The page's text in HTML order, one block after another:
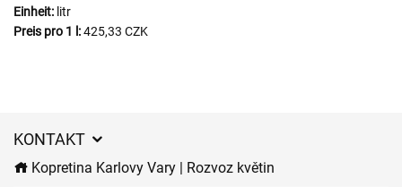
Einheit: litr
Preis pro 1 l:425,33 CZK
KONTAKT
Kopretina Karlovy Vary | Rozvoz květin